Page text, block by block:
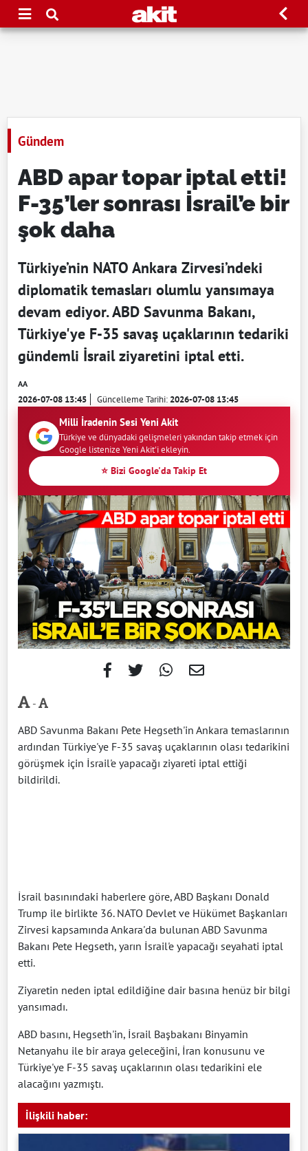
Gündem
ABD apar topar iptal etti!
F-35’ler sonrası İsrail’e bir
şok daha
Türkiye’nin NATO Ankara Zirvesi’ndeki
diplomatik temasları olumlu yansımaya
devam ediyor. ABD Savunma Bakanı,
Türkiye'ye F-35 savaş uçaklarının tedariki
gündemli İsrail ziyaretini iptal etti.
AA
2026-07-08 13:45 Güncelleme Tarihi:2026-07-08 13:45
Milli İradenin Sesi Yeni Akit
Türkiye ve dünyadaki gelişmeleri yakından takip etmek için
Google listenize Yeni Akit'i ekleyin.
⭐ Bizi Google'da Takip Et
-
ABD Savunma Bakanı Pete Hegseth'in Ankara temaslarının
ardından Türkiye'ye F-35 savaş uçaklarının olası tedarikini
görüşmek için İsrail'e yapacağı ziyareti iptal ettiği
bildirildi.
İsrail basınındaki haberlere göre, ABD Başkanı Donald
Trump ile birlikte 36.⁠ ⁠NATO Devlet ve Hükümet Başkanları
Zirvesi kapsamında Ankara'da bulunan ABD Savunma
Bakanı Pete Hegseth, yarın İsrail'e yapacağı seyahati iptal
etti.
Ziyaretin neden iptal edildiğine dair basına henüz bir bilgi
yansımadı.
ABD basını, Hegseth'in, İsrail Başbakanı Binyamin
Netanyahu ile bir araya geleceğini, İran konusunu ve
Türkiye'ye F-35 savaş uçaklarının olası tedarikini ele
alacağını yazmıştı.
İlişkili haber: